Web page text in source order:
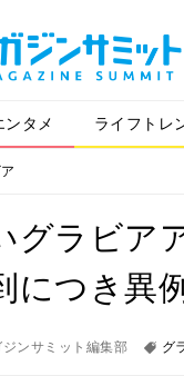
ンタメ ライフトレ
グラビア
につき異
ジンサミット編集部 グ